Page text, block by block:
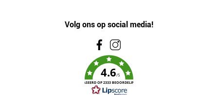
Volg ons op social media!
4.6/5
GEBASEERD OP 2333 BEOORDELINGEN